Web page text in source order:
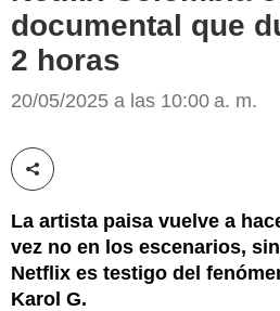
documental que
2 horas
20/05/2025 a las 10:00 a. m.
Compartir esta noticia
La artista paisa vuelve a
vez no en los escenarios,
Netflix es testigo del
Karol G.
Netflix